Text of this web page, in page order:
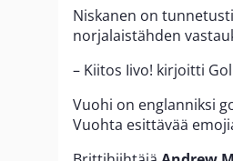
Niskanen on
norjalaistähden
– Kiitos Iivo! kirjoitti
Vuohi on englanniksi
Vuohta esittävää